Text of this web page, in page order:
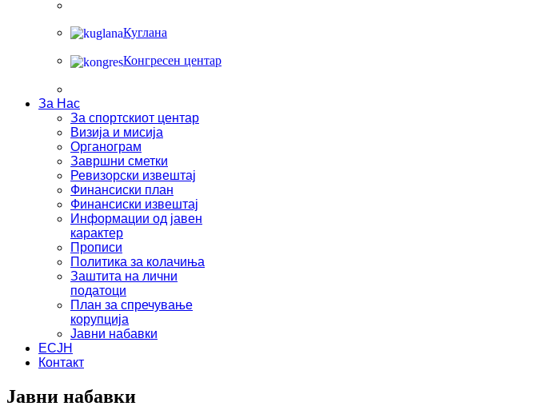
Куглана
Конгресен центар
За Нас
За спортскиот центар
Визија и мисија
Органограм
Завршни сметки
Ревизорски извештај
Финансиски план
Финансиски извештај
Информации од јавен
карактер
Прописи
Политика за колачиња
Заштита на лични
податоци
План за спречување
корупција
Јавни набавки
ЕСЈН
Контакт
Јавни набавки